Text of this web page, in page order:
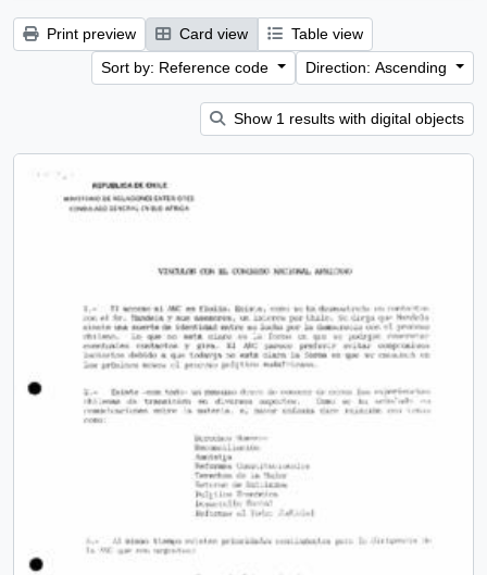
Print preview Card view
Table view
Sort by: Reference code
Direction: Ascending
Show 1 results with digital objects